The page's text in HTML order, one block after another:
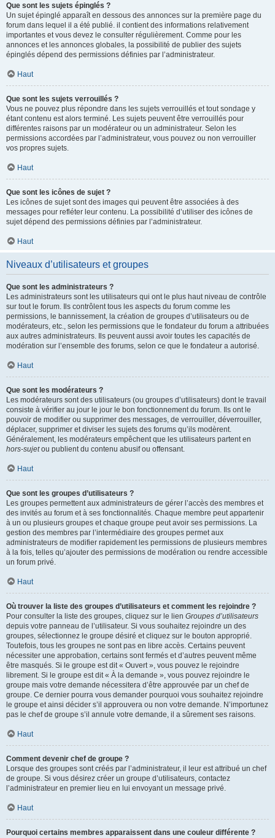
Que sont les sujets épinglés ?
Un sujet épinglé apparaît en dessous des annonces sur la première page du
forum dans lequel il a été publié. il contient des informations relativement
importantes et vous devez le consulter régulièrement. Comme pour les
annonces et les annonces globales, la possibilité de publier des sujets
épinglés dépend des permissions définies par l’administrateur.
Haut
Que sont les sujets verrouillés ?
Vous ne pouvez plus répondre dans les sujets verrouillés et tout sondage y
étant contenu est alors terminé. Les sujets peuvent être verrouillés pour
différentes raisons par un modérateur ou un administrateur. Selon les
permissions accordées par l’administrateur, vous pouvez ou non verrouiller
vos propres sujets.
Haut
Que sont les icônes de sujet ?
Les icônes de sujet sont des images qui peuvent être associées à des
messages pour refléter leur contenu. La possibilité d’utiliser des icônes de
sujet dépend des permissions définies par l’administrateur.
Haut
Niveaux d’utilisateurs et groupes
Que sont les administrateurs ?
Les administrateurs sont les utilisateurs qui ont le plus haut niveau de contrôle
sur tout le forum. Ils contrôlent tous les aspects du forum comme les
permissions, le bannissement, la création de groupes d’utilisateurs ou de
modérateurs, etc., selon les permissions que le fondateur du forum a attribuées
aux autres administrateurs. Ils peuvent aussi avoir toutes les capacités de
modération sur l’ensemble des forums, selon ce que le fondateur a autorisé.
Haut
Que sont les modérateurs ?
Les modérateurs sont des utilisateurs (ou groupes d’utilisateurs) dont le travail
consiste à vérifier au jour le jour le bon fonctionnement du forum. Ils ont le
pouvoir de modifier ou supprimer des messages, de verrouiller, déverrouiller,
déplacer, supprimer et diviser les sujets des forums qu’ils modèrent.
Généralement, les modérateurs empêchent que les utilisateurs partent en
hors-sujetou publient du contenu abusif ou offensant.
Haut
Que sont les groupes d’utilisateurs ?
Les groupes permettent aux administrateurs de gérer l’accès des membres et
des invités au forum et à ses fonctionnalités. Chaque membre peut appartenir
à un ou plusieurs groupes et chaque groupe peut avoir ses permissions. La
gestion des membres par l’intermédiaire des groupes permet aux
administrateurs de modifier rapidement les permissions de plusieurs membres
à la fois, telles qu’ajouter des permissions de modération ou rendre accessible
un forum privé.
Haut
Où trouver la liste des groupes d’utilisateurs et comment les rejoindre ?
Pour consulter la liste des groupes, cliquez sur le lien Groupes d’utilisateurs
depuis votre panneau de l’utilisateur. Si vous souhaitez rejoindre un des
groupes, sélectionnez le groupe désiré et cliquez sur le bouton approprié.
Toutefois, tous les groupes ne sont pas en libre accès. Certains peuvent
nécessiter une approbation, certains sont fermés et d’autres peuvent même
être masqués. Si le groupe est dit « Ouvert », vous pouvez le rejoindre
librement. Si le groupe est dit « À la demande », vous pouvez rejoindre le
groupe mais votre demande nécessitera d’être approuvée par un chef de
groupe. Ce dernier pourra vous demander pourquoi vous souhaitez rejoindre
le groupe et ainsi décider s’il approuvera ou non votre demande. N’importunez
pas le chef de groupe s’il annule votre demande, il a sûrement ses raisons.
Haut
Comment devenir chef de groupe ?
Lorsque des groupes sont créés par l’administrateur, il leur est attribué un chef
de groupe. Si vous désirez créer un groupe d’utilisateurs, contactez
l’administrateur en premier lieu en lui envoyant un message privé.
Haut
Pourquoi certains membres apparaissent dans une couleur différente ?